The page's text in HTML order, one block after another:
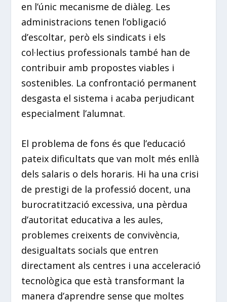
en l’únic mecanisme de diàleg. Les
administracions tenen l’obligació
d’escoltar, però els sindicats i els
col·lectius professionals també han de
contribuir amb propostes viables i
sostenibles. La confrontació permanent
desgasta el sistema i acaba perjudicant
especialment l’alumnat.
El problema de fons és que l’educació
pateix dificultats que van molt més enllà
dels salaris o dels horaris. Hi ha una crisi
de prestigi de la professió docent, una
burocratització excessiva, una pèrdua
d’autoritat educativa a les aules,
problemes creixents de convivència,
desigualtats socials que entren
directament als centres i una acceleració
tecnològica que està transformant la
manera d’aprendre sense que moltes